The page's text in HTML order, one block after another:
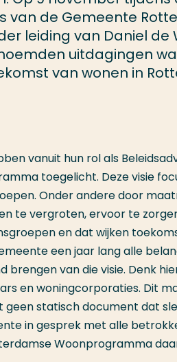
de Gemeente
leiding van Daniel de
uitdagingen
van wonen in
vanuit hun rol als
toegelicht. Deze visie
Onder andere door
te vergroten, ervoor te
en dat wijken
een jaar lang alle
van die visie. Denk
en woningcorporaties. Dit
statisch document dat
in gesprek met alle
Woonprogramma